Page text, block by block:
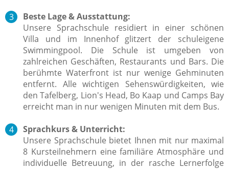
Beste Lage & Ausstattung:
Unsere Sprachschule residiert in einer schönen
Villa und im Innenhof glitzert der schuleigene
Swimmingpool. Die Schule ist umgeben von
zahlreichen Geschäften, Restaurants und Bars. Die
berühmte Waterfront ist nur wenige Gehminuten
entfernt. Alle wichtigen Sehenswürdigkeiten, wie
den Tafelberg, Lion's Head, Bo Kaap und Camps Bay
erreicht man in nur wenigen Minuten mit dem Bus.
Sprachkurs & Unterricht:
Unsere Sprachschule bietet Ihnen mit nur maximal
8 Kursteilnehmern eine familiäre Atmosphäre und
individuelle Betreuung, in der rasche Lernerfolge